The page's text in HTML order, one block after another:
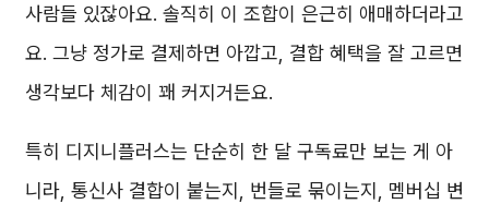
사람들 있잖아요. 솔직히 이 조합이 은근히 애매하더라고
요. 그냥 정가로 결제하면 아깝고, 결합 혜택을 잘 고르면
생각보다 체감이 꽤 커지거든요.
특히 디지니플러스는 단순히 한 달 구독료만 보는 게 아
니라, 통신사 결합이 붙는지, 번들로 묶이는지, 멤버십 변